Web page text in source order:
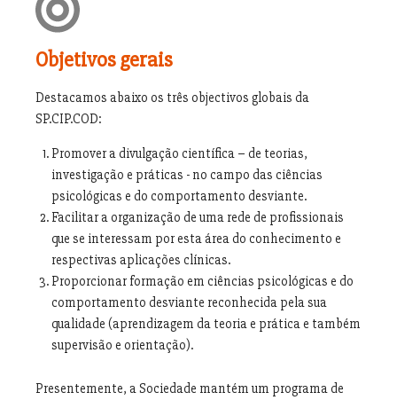
Objetivos gerais
Destacamos abaixo os três objectivos globais da
SP.CIP.COD:
Promover a divulgação científica – de teorias,
investigação e práticas - no campo das ciências
psicológicas e do comportamento desviante.
Facilitar a organização de uma rede de profissionais
que se interessam por esta área do conhecimento e
respectivas aplicações clínicas.
Proporcionar formação em ciências psicológicas e do
comportamento desviante reconhecida pela sua
qualidade (aprendizagem da teoria e prática e também
supervisão e orientação).
Presentemente, a Sociedade mantém um programa de